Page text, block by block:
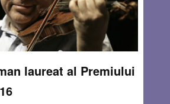
laureat al Premiului